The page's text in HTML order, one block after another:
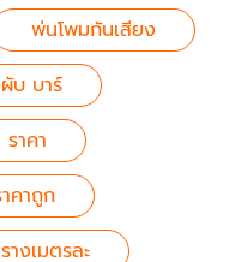
พ่นโพมกันเสียง
บ บาร์
าคา
คาถูก
งเมตรละ